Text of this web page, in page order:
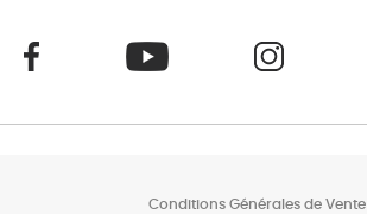
Conditions Générales de Vente